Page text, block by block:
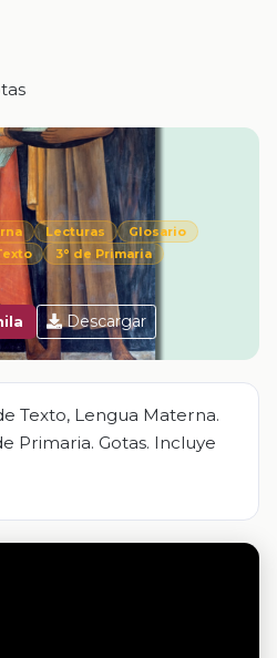
Lecturas
Glosario
3° de Primaria
Descargar
Texto, Lengua Materna.
Primaria. Gotas. Incluye